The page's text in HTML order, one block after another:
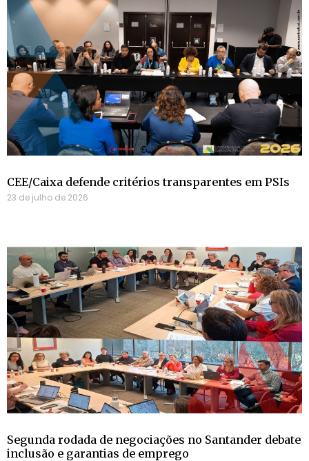
CEE/Caixa defende critérios transparentes em PSIs
23 de julho de 2026
Segunda rodada de negociações no Santander debate
inclusão e garantias de emprego